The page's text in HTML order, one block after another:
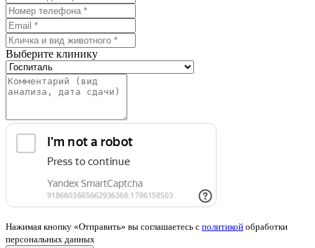
Выберите клинику
Нажимая кнопку «Отправить» вы соглашаетесь с политикой обработки
персональных данных